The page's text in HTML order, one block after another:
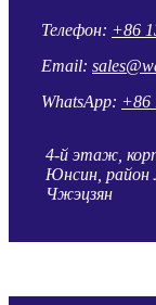
Телефон: +86
Email:
WhatsApp: +86
4-й этаж,
Юнсин, район
Чжэцзян